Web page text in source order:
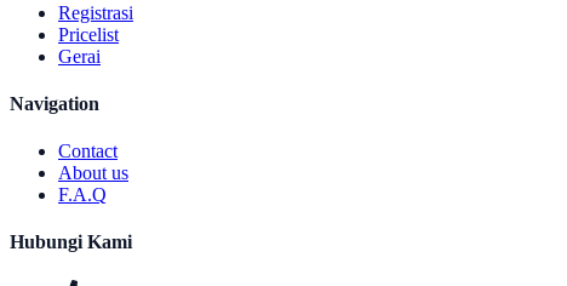
Registrasi
Pricelist
Gerai
Navigation
Contact
About us
F.A.Q
Hubungi Kami